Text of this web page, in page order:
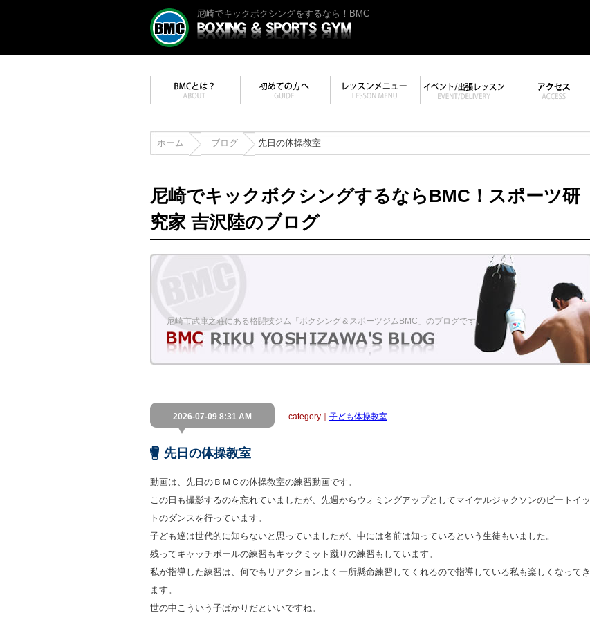
尼崎でキックボクシングをするなら！BMC
ホーム ブログ 先日の体操教室
尼崎でキックボクシングするならBMC！スポーツ研
究家 吉沢陸のブログ
尼崎市武庫之荘にある格闘技ジム「ボクシング＆スポーツジムBMC」のブログです。
2026-07-09 8:31 AM category｜ 子ども体操教室
先日の体操教室
動画は、先日のＢＭＣの体操教室の練習動画です。
この日も撮影するのを忘れていましたが、先週からウォミングアップとしてマイケルジャクソンのビートイッ
トのダンスを行っています。
子ども達は世代的に知らないと思っていましたが、中には名前は知っているという生徒もいました。
残ってキャッチボールの練習もキックミット蹴りの練習もしています。
私が指導した練習は、何でもリアクションよく一所懸命練習してくれるので指導している私も楽しくなってき
ます。
世の中こういう子ばかりだといいですね。